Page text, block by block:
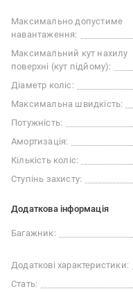
Максимально допустиме
навантаження:
Максимальний кут нахилу
поверхні (кут підйому):
Діаметр коліс:
Максимальна швидкість:
Потужність:
Амортизація:
Кількість коліс:
Ступінь захисту:
Додаткова інформація
Багажник:
Додаткові характеристики:
Стать: